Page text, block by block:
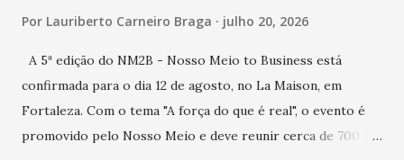
Por Lauriberto Carneiro Braga julho 20, 2026
A 5ª edição do NM2B - Nosso Meio to Business está
confirmada para o dia 12 de agosto, no La Maison, em
Fortaleza. Com o tema "A força do que é real", o evento é
promovido pelo Nosso Meio e deve reunir cerca de 700